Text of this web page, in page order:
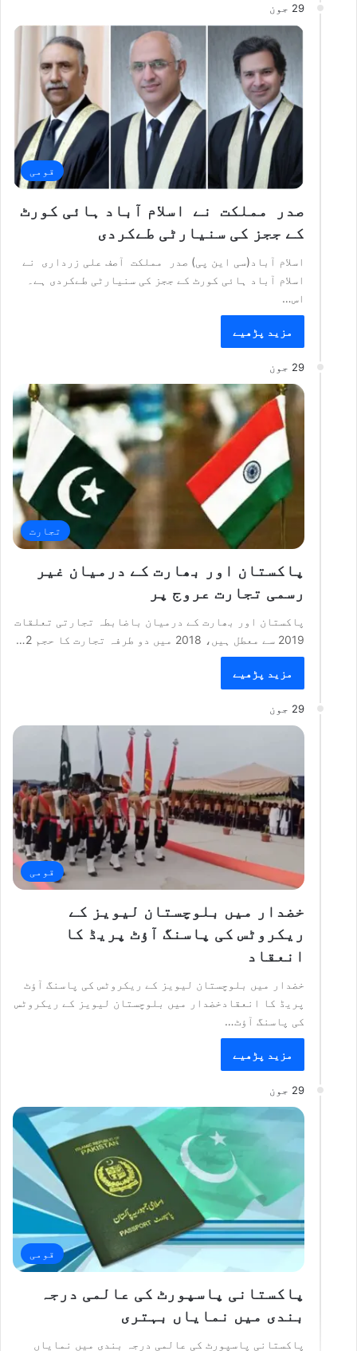
29 جون
قومی
صدر مملکت نے اسلام آباد ہائی کورٹ
کے ججز کی سنیارٹی طےکردی
اسلام آباد(سی این پی) صدر مملکت آصف علی زرداری نے
اسلام آباد ہائی کورٹ کے ججز کی سنیارٹی طےکردی ہے۔
اس…
مزید پڑھیے
29 جون
تجارت
پاکستان اور بھارت کے درمیان غیر
رسمی تجارت عروج پر
پاکستان اور بھارت کے درمیان باضابطہ تجارتی تعلقات
2019 سے معطل ہیں، 2018 میں دو طرفہ تجارت کا حجم 2…
مزید پڑھیے
29 جون
قومی
خضدار میں بلوچستان لیویز کے
ریکروٹس کی پاسنگ آؤٹ پریڈ کا
انعقاد
خضدار میں بلوچستان لیویز کے ریکروٹس کی پاسنگ آؤٹ
پریڈ کا انعقادخضدار میں بلوچستان لیویز کے ریکروٹس
کی پاسنگ آؤٹ…
مزید پڑھیے
29 جون
قومی
پاکستانی پاسپورٹ کی عالمی درجہ
بندی میں نمایاں بہتری
پاکستانی پاسپورٹ کی عالمی درجہ بندی میں نمایاں